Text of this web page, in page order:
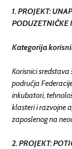
1. PROJEKT:
PODUZETNIČKE
Kategorija
Korisnici
područja
inkubatori,
klasteri i razvojne
zaposlenog na
2. PROJEKT: